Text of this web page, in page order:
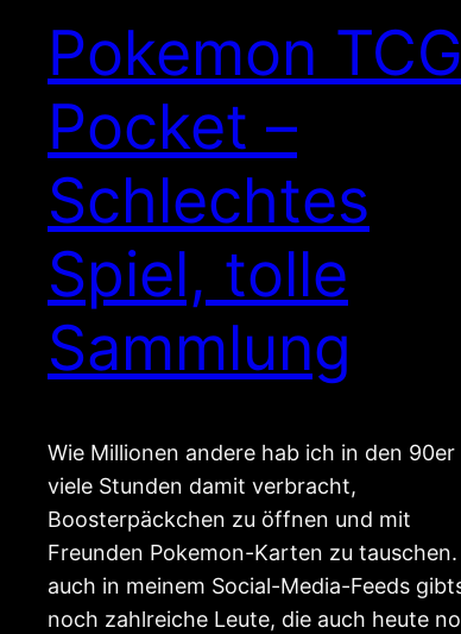
Pokemon TCG
Pocket –
Schlechtes
Spiel, tolle
Sammlung
Wie Millionen andere hab ich in den 90er
viele Stunden damit verbracht,
Boosterpäckchen zu öffnen und mit
Freunden Pokemon-Karten zu
auch in meinem Social-Media-Feeds
noch zahlreiche Leute, die auch heute